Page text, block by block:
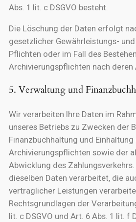
Abs. 1 lit. c DSGVO besteht.
Die Löschung der Daten erfolgt
gesetzlicher Gewährleistungs-
Pflichten oder im Fall des
Archivierungspflichten nach deren
5. Verwaltung und
Wir verarbeiten Ihre Daten im
unseres Betriebs zu Zwecken der
Finanzbuchhaltung und
Archivierungspflichten sowie der
Abwicklung des
dieselben Daten verarbeitet, die
vertraglicher Leistungen
Rechtsgrundlagen der
lit. c DSGVO und Art. 6 Abs. 1 lit. f